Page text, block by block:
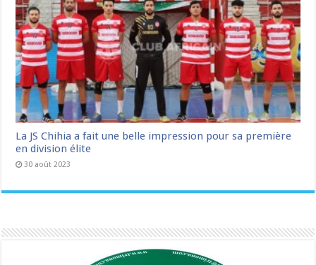
La JS Chihia a fait une belle impression pour sa première
en division élite
30 août 2023